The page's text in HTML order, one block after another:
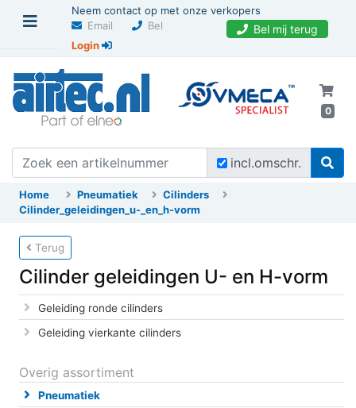
Neem contact op met onze verkopers
Email
Bel Bel mij terug
Login
0
incl.omschr.
Home Pneumatiek
Cilinders
Cilinder_geleidingen_u-_en_h-vorm
Terug
Cilinder geleidingen U- en H-vorm
Geleiding ronde cilinders
Geleiding vierkante cilinders
Overig assortiment
Pneumatiek